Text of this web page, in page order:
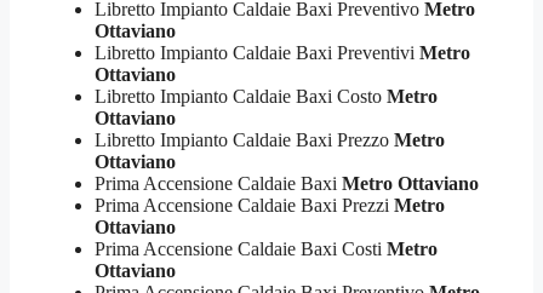
Libretto Impianto Caldaie Baxi Preventivo Metro
Ottaviano
Libretto Impianto Caldaie Baxi Preventivi Metro
Ottaviano
Libretto Impianto Caldaie Baxi Costo Metro
Ottaviano
Libretto Impianto Caldaie Baxi Prezzo Metro
Ottaviano
Prima Accensione Caldaie Baxi Metro Ottaviano
Prima Accensione Caldaie Baxi Prezzi Metro
Ottaviano
Prima Accensione Caldaie Baxi Costi Metro
Ottaviano